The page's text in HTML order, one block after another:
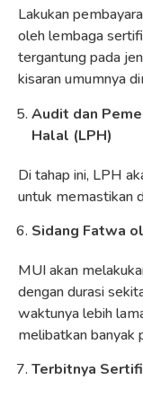
Lakukan
oleh lembaga
tergantung pada
kisaran umumnya
Audit dan
Halal (LPH)
Di tahap ini, LPH
untuk memastikan
Sidang Fatwa
MUI akan
dengan durasi
waktunya lebih
melibatkan banyak
Terbitnya